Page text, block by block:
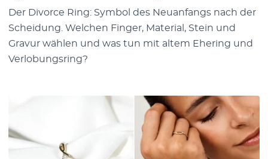
Der Divorce Ring: Symbol des Neuanfangs nach der
Scheidung. Welchen Finger, Material, Stein und
Gravur wählen und was tun mit altem Ehering und
Verlobungsring?